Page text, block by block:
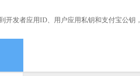
开发者应用ID、用户应用私钥和支付宝公钥，